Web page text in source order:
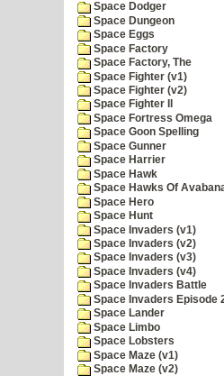
Space Dodger
Space Dungeon
Space Eggs
Space Factory
Space Factory, The
Space Fighter (v1)
Space Fighter (v2)
Space Fighter II
Space Fortress Omega
Space Goon Spelling
Space Gunner
Space Harrier
Space Hawk
Space Hawks Of
Space Hero
Space Hunt
Space Invaders (v1)
Space Invaders (v2)
Space Invaders (v3)
Space Invaders (v4)
Space Invaders Battle
Space Invaders Episode
Space Lander
Space Limbo
Space Lobsters
Space Maze (v1)
Space Maze (v2)